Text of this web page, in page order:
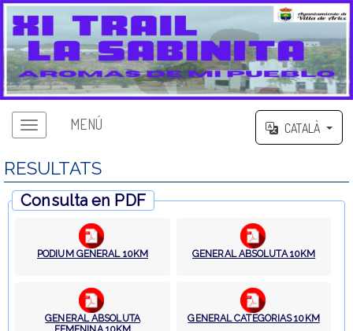
MENÚ CATALÀ
RESULTATS
Consulta en PDF
PODIUM GENERAL 10KM GENERAL ABSOLUTA 10KM
GENERAL ABSOLUTA
GENERAL CATEGORIAS 10KM